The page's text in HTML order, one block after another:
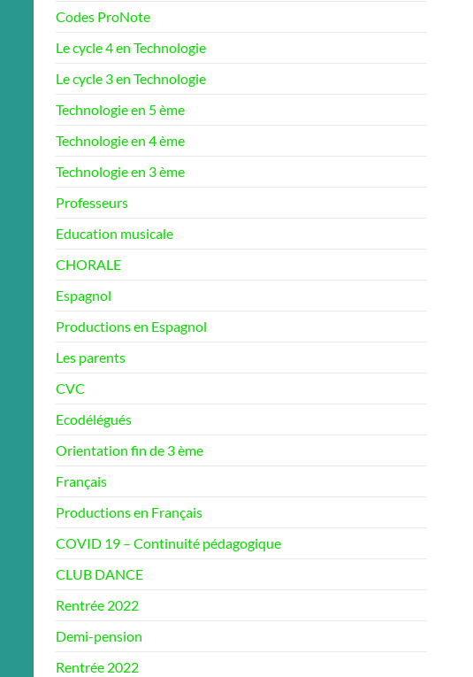
Codes ProNote
Le cycle 4 en Technologie
Le cycle 3 en Technologie
Technologie en 5 ème
Technologie en 4 ème
Technologie en 3 ème
Professeurs
Education musicale
CHORALE
Espagnol
Productions en Espagnol
Les parents
CVC
Ecodélégués
Orientation fin de 3 ème
Français
Productions en Français
COVID 19 – Continuité pédagogique
CLUB DANCE
Rentrée 2022
Demi-pension
Rentrée 2022